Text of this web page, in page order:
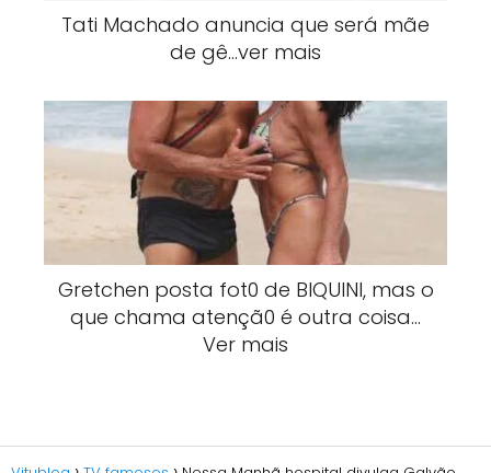
Tati Machado anuncia que será mãe
de gê…ver mais
Gretchen posta fot0 de BlQUlNI, mas o
que chama atençã0 é outra coisa…
Ver mais